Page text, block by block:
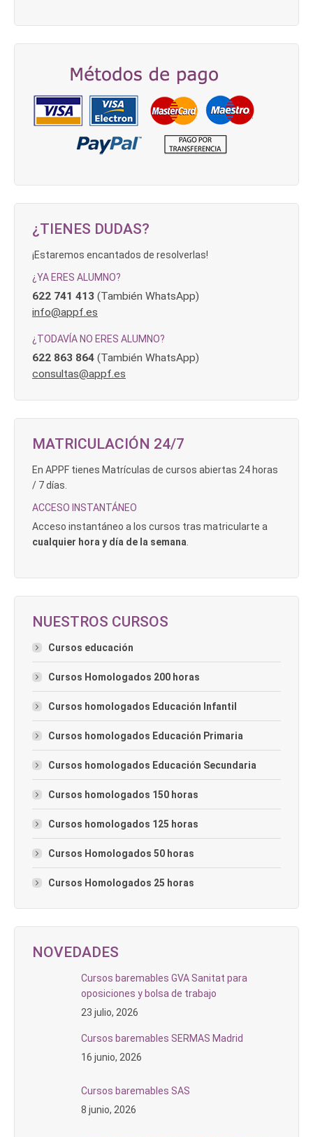
¿TIENES DUDAS?
¡Estaremos encantados de resolverlas!
¿YA ERES ALUMNO?
622 741 413 (También WhatsApp)
info@appf.es
¿TODAVÍA NO ERES ALUMNO?
622 863 864 (También WhatsApp)
consultas@appf.es
MATRICULACIÓN 24/7
En APPF tienes Matrículas de cursos abiertas 24 horas
/ 7 días.
ACCESO INSTANTÁNEO
Acceso instantáneo a los cursos tras matricularte a
cualquier hora y día de la semana.
NUESTROS CURSOS
Cursos educación
Cursos Homologados 200 horas
Cursos homologados Educación Infantil
Cursos homologados Educación Primaria
Cursos homologados Educación Secundaria
Cursos homologados 150 horas
Cursos homologados 125 horas
Cursos Homologados 50 horas
Cursos Homologados 25 horas
NOVEDADES
Cursos baremables GVA Sanitat para
oposiciones y bolsa de trabajo
23 julio, 2026
Cursos baremables SERMAS Madrid
16 junio, 2026
Cursos baremables SAS
8 junio, 2026